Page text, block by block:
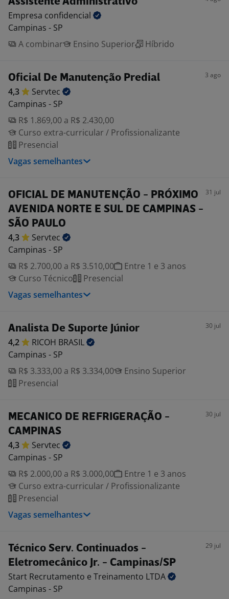
Empresa confidencial
Campinas - SP
A combinar
Ensino Superior Híbrido
Oficial De Manutenção Predial 3 ago
4,3
Servtec
Campinas - SP
R$ 1.869,00 a R$ 2.430,00
Curso extra-curricular / Profissionalizante
Presencial
Vagas semelhantes
OFICIAL DE MANUTENÇÃO - PRÓXIMO
AVENIDA NORTE E SUL DE CAMPINAS -
SÃO PAULO
31 jul
4,3
Servtec
Campinas - SP
R$ 2.700,00 a R$ 3.510,00
Entre 1 e 3 anos
Curso Técnico
Presencial
Vagas semelhantes
Analista De Suporte Júnior 30 jul
4,2 RICOH BRASIL
Campinas - SP
R$ 3.333,00 a R$ 3.334,00
Ensino Superior
Presencial
MECANICO DE REFRIGERAÇÃO -
CAMPINAS
30 jul
4,3
Servtec
Campinas - SP
R$ 2.000,00 a R$ 3.000,00
Entre 1 e 3 anos
Curso extra-curricular / Profissionalizante
Presencial
Vagas semelhantes
Técnico Serv. Continuados -
Eletromecânico Jr. - Campinas/SP
29 jul
Start Recrutamento e Treinamento LTDA
Campinas - SP